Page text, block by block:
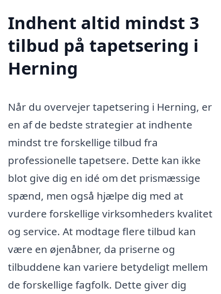
Indhent altid mindst 3
tilbud på tapetsering i
Herning
Når du overvejer tapetsering i Herning, er
en af de bedste strategier at indhente
mindst tre forskellige tilbud fra
professionelle tapetsere. Dette kan ikke
blot give dig en idé om det prismæssige
spænd, men også hjælpe dig med at
vurdere forskellige virksomheders kvalitet
og service. At modtage flere tilbud kan
være en øjenåbner, da priserne og
tilbuddene kan variere betydeligt mellem
de forskellige fagfolk. Dette giver dig